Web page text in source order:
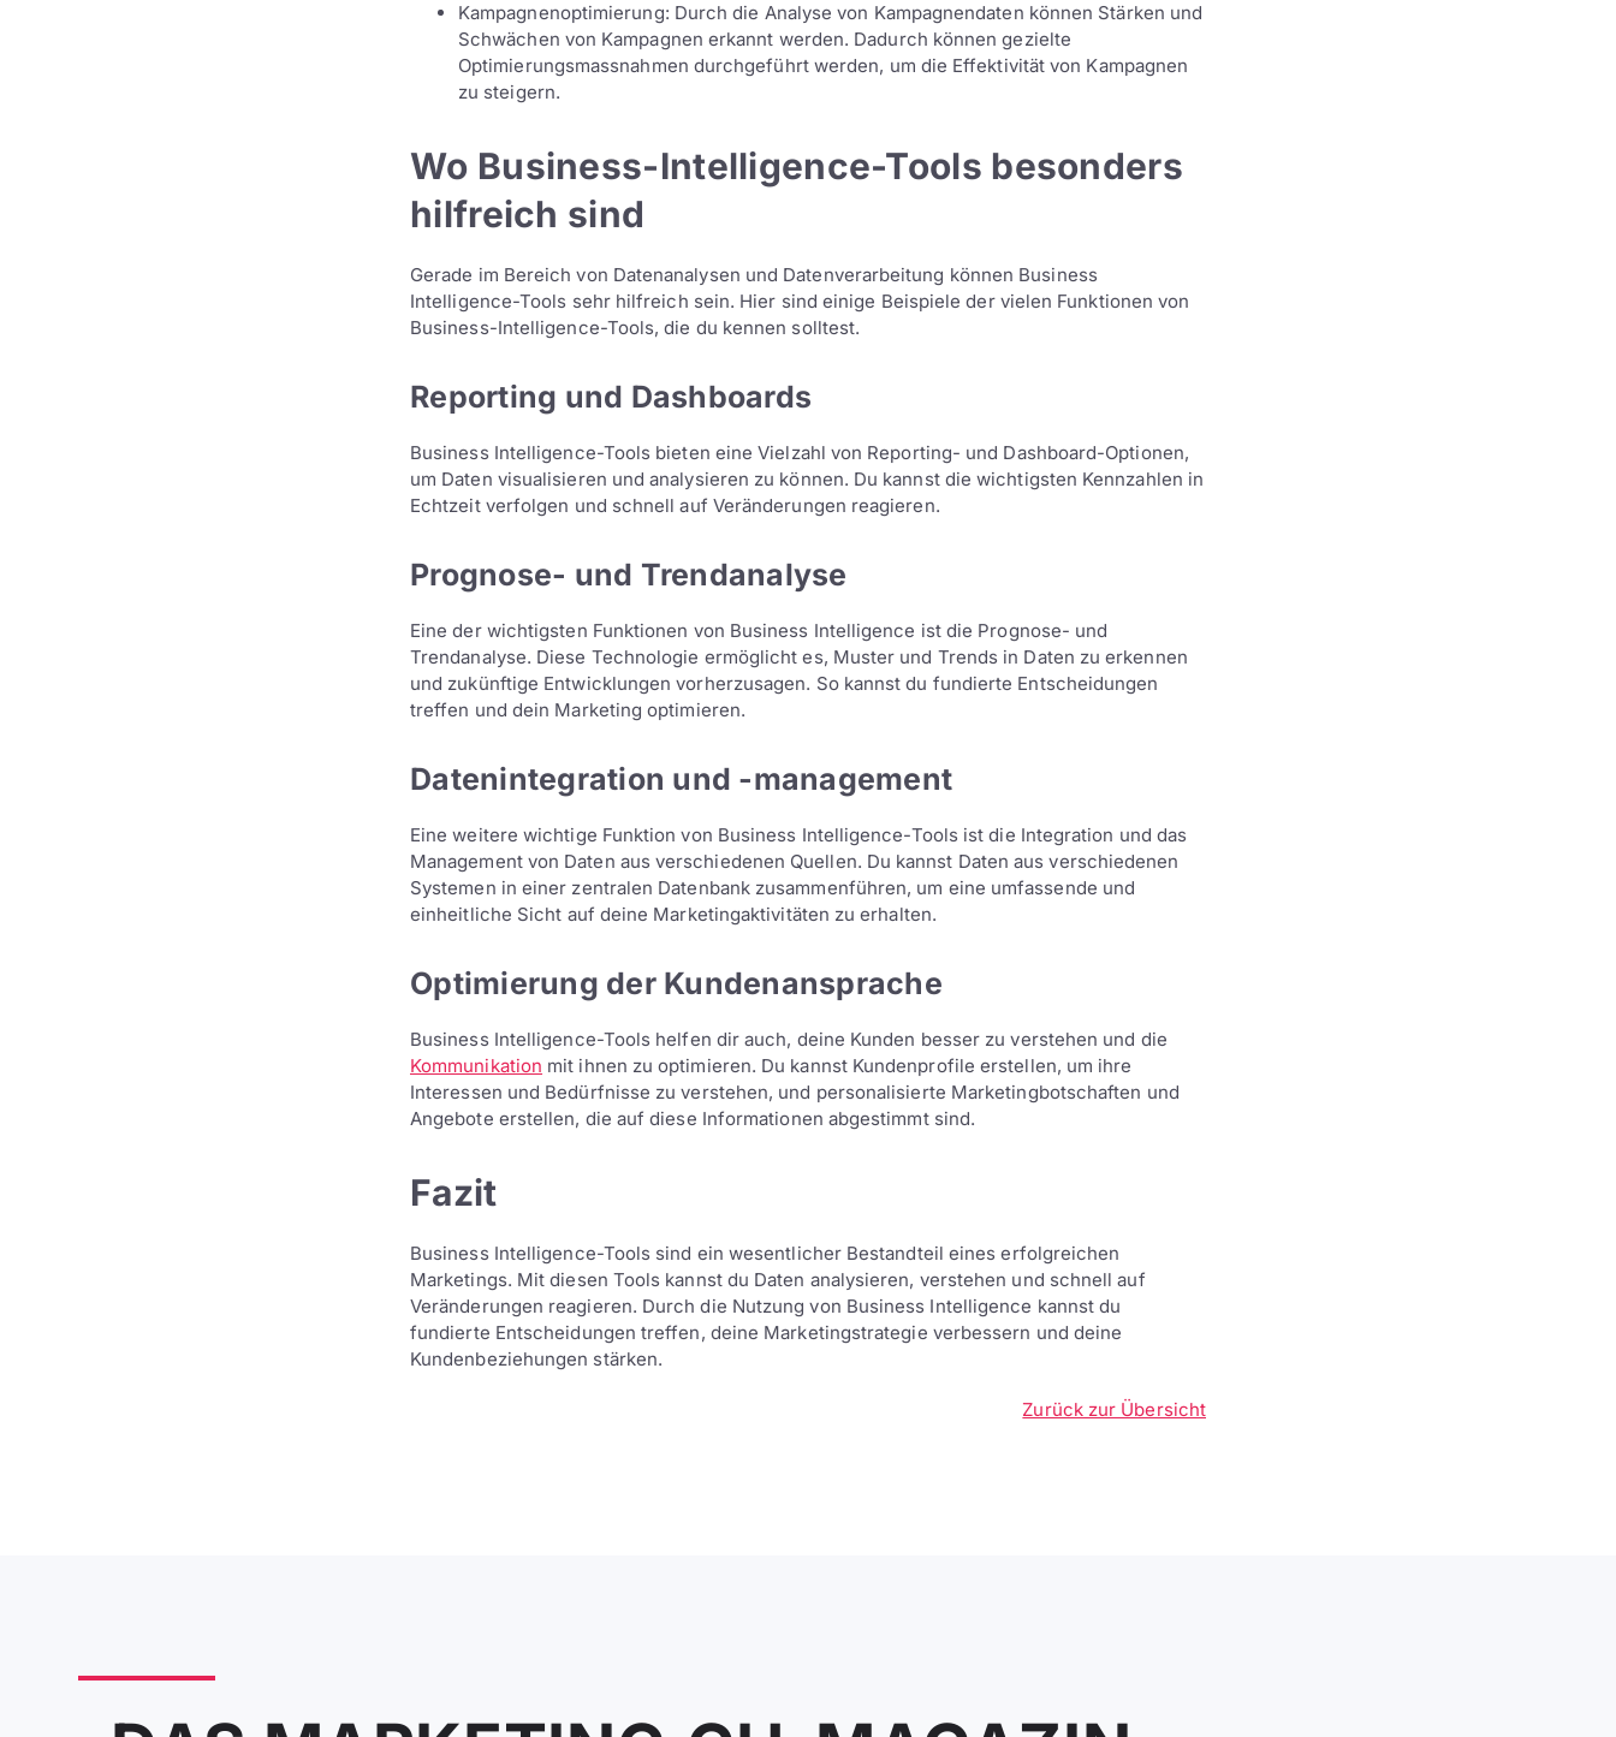
Kampagnenoptimierung: Durch die Analyse von Kampagnendaten können Stärken und
Schwächen von Kampagnen erkannt werden. Dadurch können gezielte
Optimierungsmassnahmen durchgeführt werden, um die Effektivität von Kampagnen
zu steigern.
Wo Business-Intelligence-Tools besonders
hilfreich sind
Gerade im Bereich von Datenanalysen und Datenverarbeitung können Business
Intelligence-Tools sehr hilfreich sein. Hier sind einige Beispiele der vielen Funktionen von
Business-Intelligence-Tools, die du kennen solltest.
Reporting und Dashboards
Business Intelligence-Tools bieten eine Vielzahl von Reporting- und Dashboard-Optionen,
um Daten visualisieren und analysieren zu können. Du kannst die wichtigsten Kennzahlen in
Echtzeit verfolgen und schnell auf Veränderungen reagieren.
Prognose- und Trendanalyse
Eine der wichtigsten Funktionen von Business Intelligence ist die Prognose- und
Trendanalyse. Diese Technologie ermöglicht es, Muster und Trends in Daten zu erkennen
und zukünftige Entwicklungen vorherzusagen. So kannst du fundierte Entscheidungen
treffen und dein Marketing optimieren.
Datenintegration und -management
Eine weitere wichtige Funktion von Business Intelligence-Tools ist die Integration und das
Management von Daten aus verschiedenen Quellen. Du kannst Daten aus verschiedenen
Systemen in einer zentralen Datenbank zusammenführen, um eine umfassende und
einheitliche Sicht auf deine Marketingaktivitäten zu erhalten.
Optimierung der Kundenansprache
Business Intelligence-Tools helfen dir auch, deine Kunden besser zu verstehen und die
Kommunikation mit ihnen zu optimieren. Du kannst Kundenprofile erstellen, um ihre
Interessen und Bedürfnisse zu verstehen, und personalisierte Marketingbotschaften und
Angebote erstellen, die auf diese Informationen abgestimmt sind.
Fazit
Business Intelligence-Tools sind ein wesentlicher Bestandteil eines erfolgreichen
Marketings. Mit diesen Tools kannst du Daten analysieren, verstehen und schnell auf
Veränderungen reagieren. Durch die Nutzung von Business Intelligence kannst du
fundierte Entscheidungen treffen, deine Marketingstrategie verbessern und deine
Kundenbeziehungen stärken.
Zurück zur Übersicht